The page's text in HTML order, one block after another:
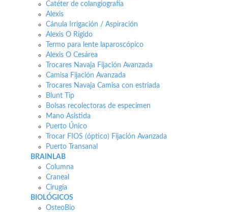
Catéter de colangiografía
Alexis
Cánula Irrigación / Aspiración
Alexis O Rígido
Termo para lente laparoscópico
Alexis O Cesárea
Trocares Navaja Fijación Avanzada
Camisa Fijación Avanzada
Trocares Navaja Camisa con estriada
Blunt Tip
Bolsas recolectoras de especimen
Mano Asistida
Puerto Único
Trocar FIOS (óptico) Fijación Avanzada
Puerto Transanal
BRAINLAB
Columna
Craneal
Cirugía
BIOLÓGICOS
OsteoBio